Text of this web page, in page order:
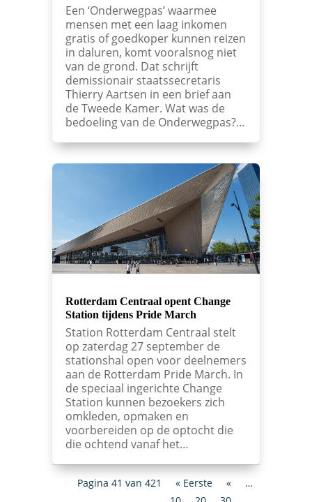
Een ‘Onderwegpas’ waarmee
mensen met een laag inkomen
gratis of goedkoper kunnen reizen
in daluren, komt vooralsnog niet
van de grond. Dat schrijft
demissionair staatssecretaris
Thierry Aartsen in een brief aan
de Tweede Kamer. Wat was de
bedoeling van de Onderwegpas?…
Rotterdam Centraal opent Change
Station tijdens Pride March
Station Rotterdam Centraal stelt
op zaterdag 27 september de
stationshal open voor deelnemers
aan de Rotterdam Pride March. In
de speciaal ingerichte Change
Station kunnen bezoekers zich
omkleden, opmaken en
voorbereiden op de optocht die
die ochtend vanaf het…
Pagina 41 van 421 « Eerste «
…